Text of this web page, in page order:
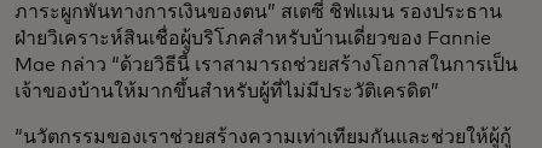
ภาระผูกพันทางการเงินของตน” สเตซี่ ชิฟแมน รองประธาน
ฝ่ายวิเคราะห์สินเชื่อผู้บริโภคสำหรับบ้านเดี่ยวของ Fannie
Mae กล่าว “ด้วยวิธีนี้ เราสามารถช่วยสร้างโอกาสในการเป็น
เจ้าของบ้านให้มากขึ้นสำหรับผู้ที่ไม่มีประวัติเครดิต”
“นวัตกรรมของเราช่วยสร้างความเท่าเทียมกันและช่วยให้ผู้กู้